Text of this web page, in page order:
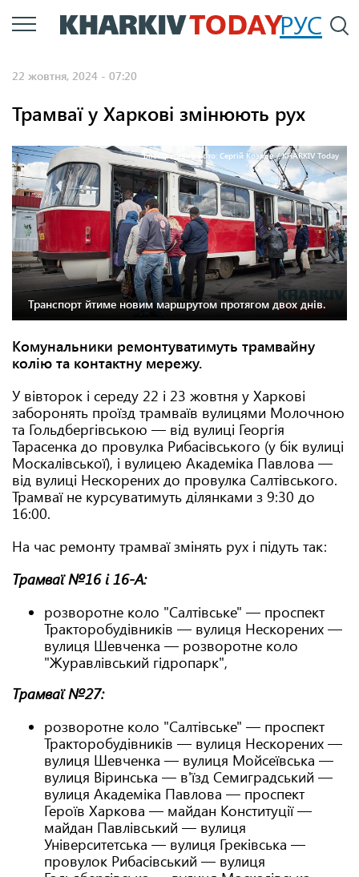
Перейти
до
РУС
22 жовтня, 2024 - 07:20
Трамваї у Харкові змінюють рух
Ілюстративне фото: Сергій Козлов / KHARKIV Today
Транспорт йтиме новим маршрутом протягом двох днів.
Комунальники ремонтуватимуть трамвайну
колію та контактну мережу.
У вівторок і середу 22 і 23 жовтня у Харкові
заборонять проїзд трамваїв вулицями Молочною
та Гольдбергівською — від вулиці Георгія
Тарасенка до провулка Рибасівського (у бік вулиці
Москалівської), і вулицею Академіка Павлова —
від вулиці Нескорених до провулка Салтівського.
Трамваї не курсуватимуть ділянками з 9:30 до
16:00.
На час ремонту трамваї змінять рух і підуть так:
Трамваї №16 і 16-А:
розворотне коло "Салтівське" — проспект
Тракторобудівників — вулиця Нескорених —
вулиця Шевченка — розворотне коло
"Журавлівський гідропарк",
Трамваї №27:
розворотне коло "Салтівське" — проспект
Тракторобудівників — вулиця Нескорених —
вулиця Шевченка — вулиця Мойсеївська —
вулиця Віринська — в'їзд Семиградський —
вулиця Академіка Павлова — проспект
Героїв Харкова — майдан Конституції —
майдан Павлівський — вулиця
Університетська — вулиця Греківська —
провулок Рибасівський — вулиця